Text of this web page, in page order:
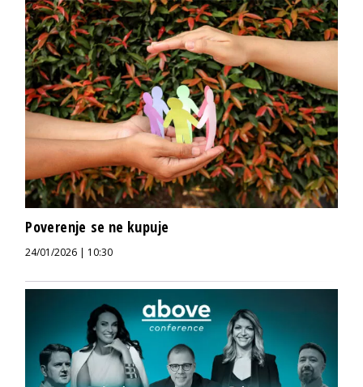
Poverenje se ne kupuje
24/01/2026 | 10:30